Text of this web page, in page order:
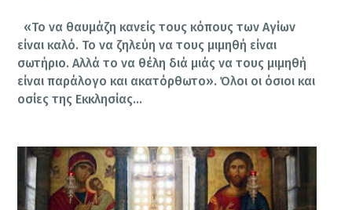
«Το να θαυμάζη κανείς τους κόπους των Αγίων
είναι καλό. Το να ζηλεύη να τους μιμηθή είναι
σωτήριο. Αλλά το να θέλη διά μιάς να τους μιμηθή
είναι παράλογο και ακατόρθωτο». Όλοι οι όσιοι και
οσίες της Εκκλησίας…